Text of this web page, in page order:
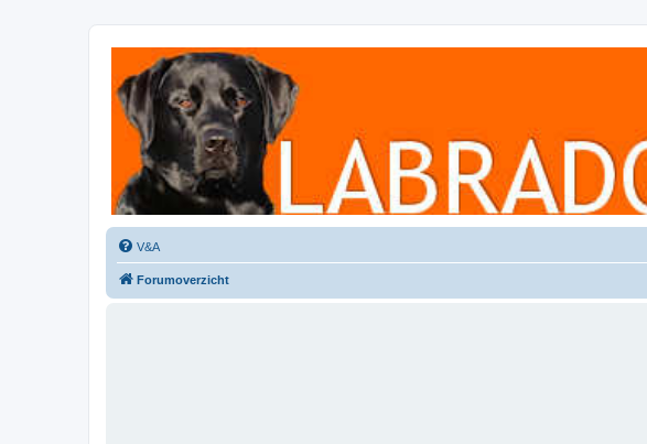
Labradorforum
Het gezelligste Labradorforum van Nederland en België!
V&A
Forumoverzicht